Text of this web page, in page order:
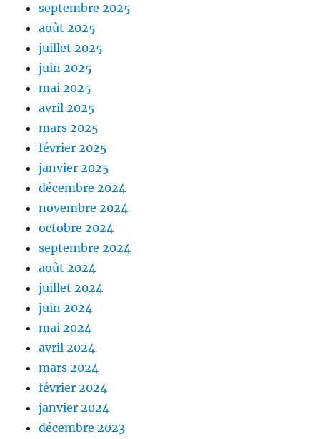
septembre 2025
août 2025
juillet 2025
juin 2025
mai 2025
avril 2025
mars 2025
février 2025
janvier 2025
décembre 2024
novembre 2024
octobre 2024
septembre 2024
août 2024
juillet 2024
juin 2024
mai 2024
avril 2024
mars 2024
février 2024
janvier 2024
décembre 2023